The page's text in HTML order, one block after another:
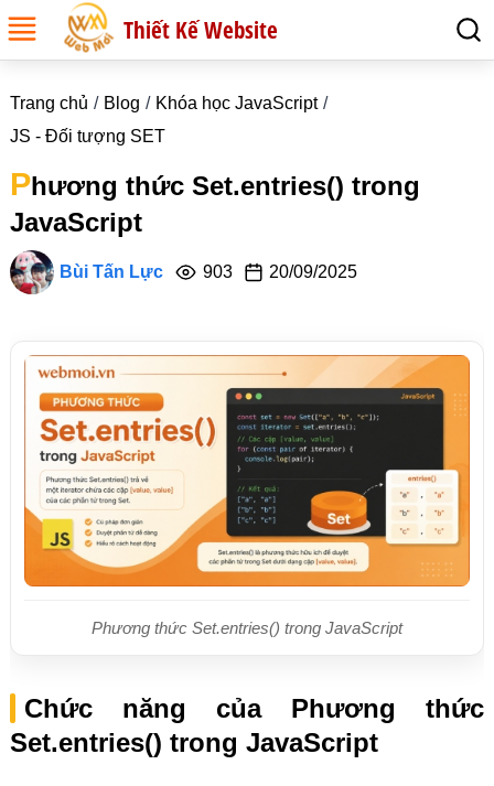
Thiết Kế Website
Trang chủ Blog
Khóa học JavaScript
JS - Đối tượng SET
Phương thức Set.entries() trong
JavaScript
Bùi Tấn Lực 903 20/09/2025
Phương thức Set.entries() trong JavaScript
Chức năng của Phương thức
Set.entries() trong JavaScript